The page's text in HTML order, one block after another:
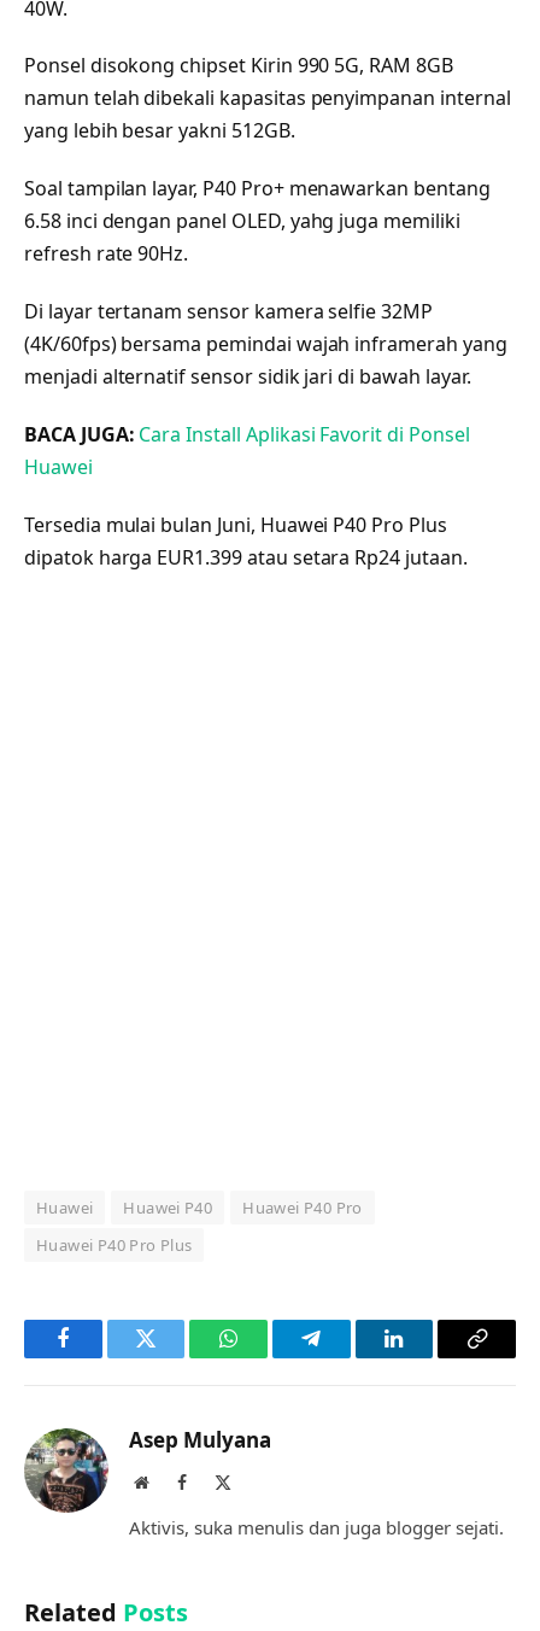
40W.
Ponsel disokong chipset Kirin 990 5G, RAM 8GB
namun telah dibekali kapasitas penyimpanan internal
yang lebih besar yakni 512GB.
Soal tampilan layar, P40 Pro+ menawarkan bentang
6.58 inci dengan panel OLED, yahg juga memiliki
refresh rate 90Hz.
Di layar tertanam sensor kamera selfie 32MP
(4K/60fps) bersama pemindai wajah inframerah yang
menjadi alternatif sensor sidik jari di bawah layar.
BACA JUGA: Cara Install Aplikasi Favorit di Ponsel
Huawei
Tersedia mulai bulan Juni, Huawei P40 Pro Plus
dipatok harga EUR1.399 atau setara Rp24 jutaan.
Huawei Huawei P40
Huawei P40 Pro
Huawei P40 Pro Plus
FacebookTwitter WhatsAppTelegramLinkedInCopy
Asep Mulyana
WebsiteFacebook
Aktivis, suka menulis dan juga blogger sejati.
Related Posts